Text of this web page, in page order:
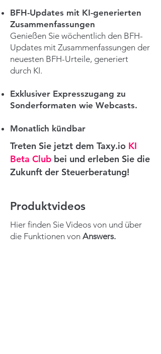
BFH-Updates mit KI-generierten
Zusammenfassungen
Genießen Sie wöchentlich den BFH-
Updates mit Zusammenfassungen der
neuesten BFH-Urteile, generiert
durch KI.
Exklusiver Expresszugang zu
Sonderformaten wie Webcasts.
Monatlich kündbar
Treten Sie jetzt dem Taxy.io KI
Beta Club bei und erleben Sie die
Zukunft der Steuerberatung!
Produktvideos
Hier finden Sie Videos von und über
die Funktionen von Answers.